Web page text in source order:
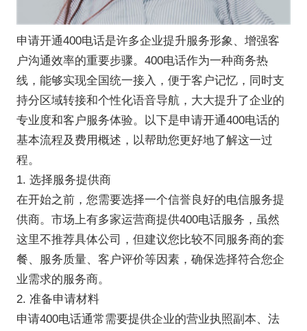
申请开通400电话是许多企业提升服务形象、增强客
户沟通效率的重要步骤。400电话作为一种商务热
线，能够实现全国统一接入，便于客户记忆，同时支
持分区域转接和个性化语音导航，大大提升了企业的
专业度和客户服务体验。以下是申请开通400电话的
基本流程及费用概述，以帮助您更好地了解这一过
程。
1. 选择服务提供商
在开始之前，您需要选择一个信誉良好的电信服务提
供商。市场上有多家运营商提供400电话服务，虽然
这里不推荐具体公司，但建议您比较不同服务商的套
餐、服务质量、客户评价等因素，确保选择符合您企
业需求的服务商。
2. 准备申请材料
申请400电话通常需要提供企业的营业执照副本、法